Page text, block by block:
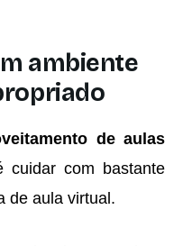
ambiente
de aulas
cuidar com bastante
de aula virtual.